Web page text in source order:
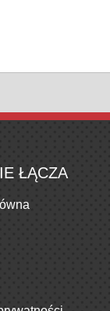
ŁĄCZA